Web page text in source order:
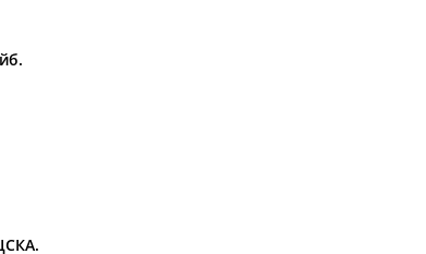
Николай Озеров, Сергей Федоров и Валерий